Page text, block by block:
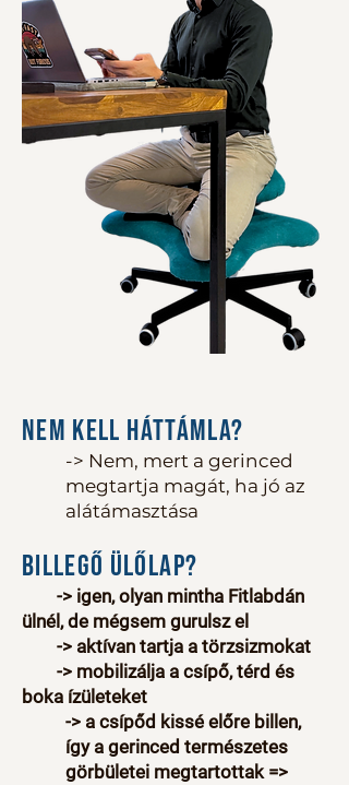
Nem kell háttámla?
-> Nem, mert a gerinced
megtartja magát, ha jó az
alátámasztása
Billegő ülőlap?
-> igen, olyan mintha Fitlabdán
ülnél, de mégsem gurulsz el
-> aktívan tartja a törzsizmokat
-> mobilizálja a csípő, térd és
boka ízületeket
-> a csípőd kissé előre billen,
így a gerinced természetes
görbületei megtartottak =>